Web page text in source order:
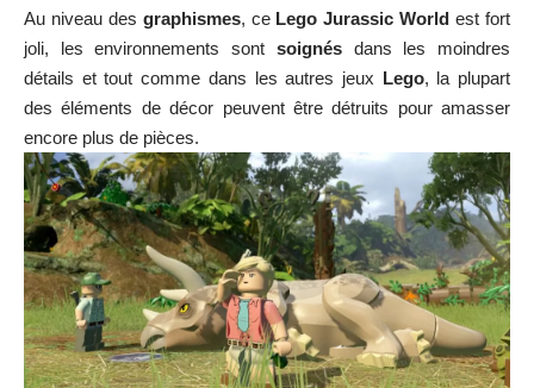
Au niveau des graphismes, ce Lego Jurassic World est fort
joli, les environnements sont soignésdans les moindres
détails et tout comme dans les autres jeux Lego, la plupart
des éléments de décor peuvent être détruits pour amasser
encore plus de pièces.